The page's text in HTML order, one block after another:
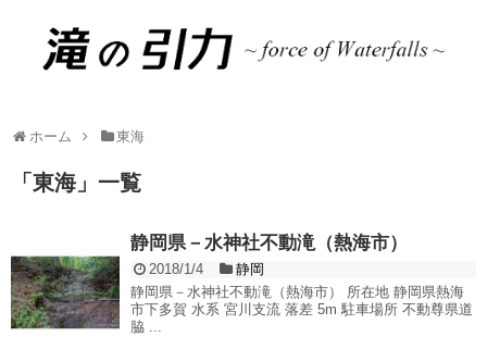
ホーム 東海
「 東海」 一覧
静岡県－水神社不動滝（熱海市）
2018/1/4
静岡
静岡県－水神社不動滝（熱海市） 所在地 静岡県熱海
市下多賀 水系 宮川支流 落差 5m 駐車場所 不動尊県道
脇 ...